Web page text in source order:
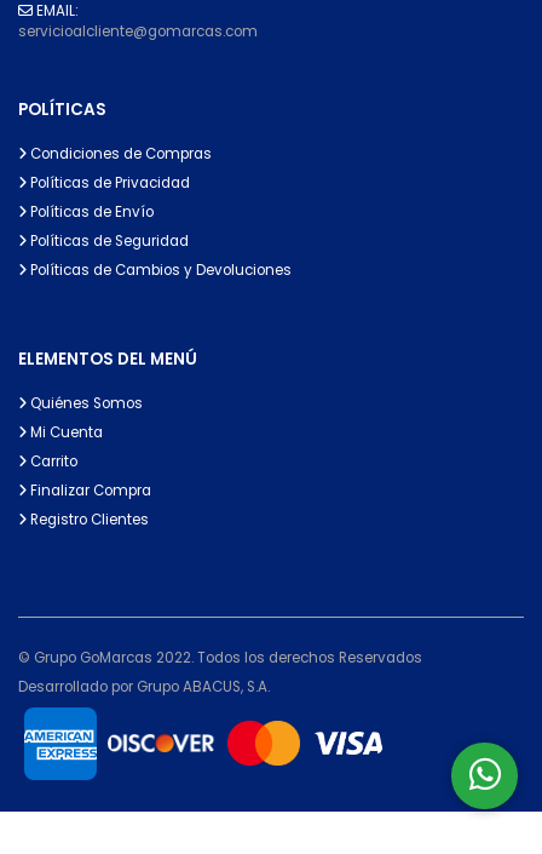
EMAIL:
servicioalcliente@gomarcas.com
POLÍTICAS
Condiciones de Compras
Políticas de Privacidad
Políticas de Envío
Políticas de Seguridad
Políticas de Cambios y Devoluciones
ELEMENTOS DEL MENÚ
Quiénes Somos
Mi Cuenta
Carrito
Finalizar Compra
Registro Clientes
© Grupo GoMarcas 2022. Todos los derechos Reservados
Desarrollado por Grupo ABACUS, S.A.